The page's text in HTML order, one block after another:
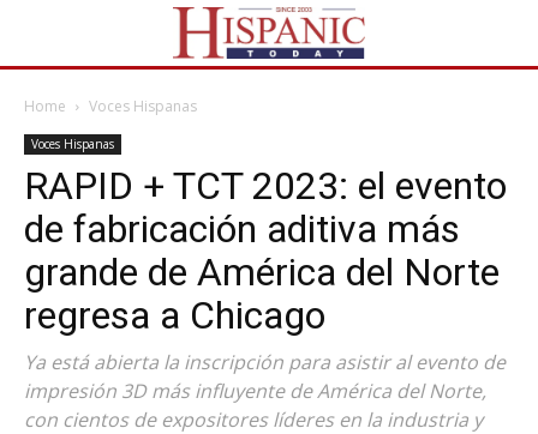
Home Voces Hispanas
Voces Hispanas
RAPID + TCT 2023: el evento
de fabricación aditiva más
grande de América del Norte
regresa a Chicago
Ya está abierta la inscripción para asistir al evento de
impresión 3D más influyente de América del Norte,
con cientos de expositores líderes en la industria y